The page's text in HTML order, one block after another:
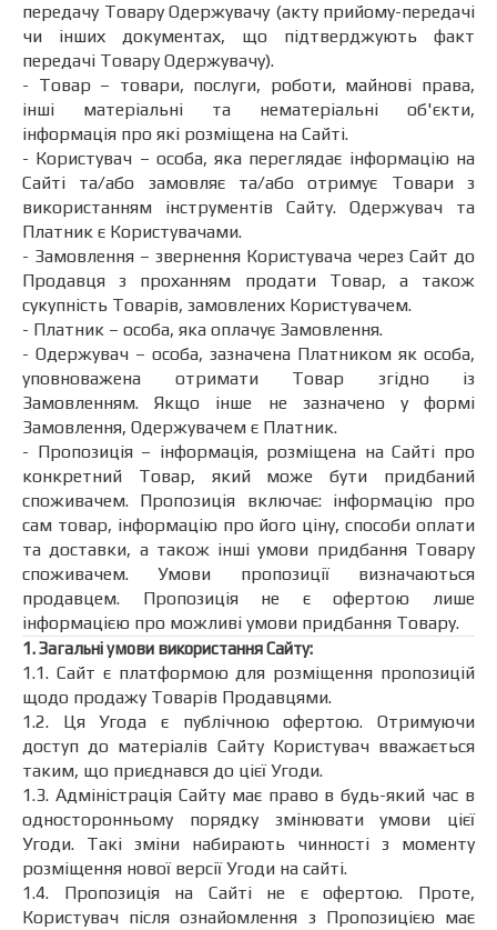
передачу Товару Одержувачу (акту прийому-передачі
чи інших документах, що підтверджують факт
передачі Товару Одержувачу).
- Товар – товари, послуги, роботи, майнові права,
інші матеріальні та нематеріальні об'єкти,
інформація про які розміщена на Сайті.
- Користувач – особа, яка переглядає інформацію на
Сайті та/або замовляє та/або отримує Товари з
використанням інструментів Сайту. Одержувач та
Платник є Користувачами.
- Замовлення – звернення Користувача через Сайт до
Продавця з проханням продати Товар, а також
сукупність Товарів, замовлених Користувачем.
- Платник – особа, яка оплачує Замовлення.
- Одержувач – особа, зазначена Платником як особа,
уповноважена отримати Товар згідно із
Замовленням. Якщо інше не зазначено у формі
Замовлення, Одержувачем є Платник.
- Пропозиція – інформація, розміщена на Сайті про
конкретний Товар, який може бути придбаний
споживачем. Пропозиція включає: інформацію про
сам товар, інформацію про його ціну, способи оплати
та доставки, а також інші умови придбання Товару
споживачем. Умови пропозиції визначаються
продавцем. Пропозиція не є офертою лише
інформацією про можливі умови придбання Товару.
1. Загальні умови використання Сайту:
1.1. Сайт є платформою для розміщення пропозицій
щодо продажу Товарів Продавцями.
1.2. Ця Угода є публічною офертою. Отримуючи
доступ до матеріалів Сайту Користувач вважається
таким, що приєднався до цієї Угоди.
1.3. Адміністрація Сайту має право в будь-який час в
односторонньому порядку змінювати умови цієї
Угоди. Такі зміни набирають чинності з моменту
розміщення нової версії Угоди на сайті.
1.4. Пропозиція на Сайті не є офертою. Проте,
Користувач після ознайомлення з Пропозицією має